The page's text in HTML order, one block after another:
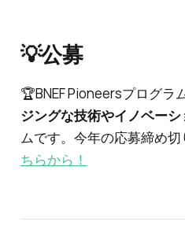
💡公募
🏆BNEF Pioneersプログラム
ジングな技術やイノベー
ムです。今年の応募締め切
ちらから！